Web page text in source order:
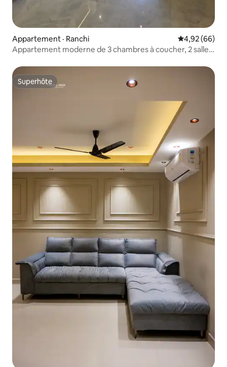
Appartement · Ranchi Note
4,92 (66)
Appartement moderne de 3 chambres à coucher, 2 salles
Superhôte
Superhôte